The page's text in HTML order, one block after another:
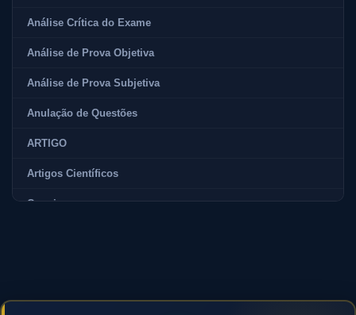
Análise Crítica do Exame
Análise de Prova Objetiva
Análise de Prova Subjetiva
Anulação de Questões
ARTIGO
Artigos Científicos
Carreira